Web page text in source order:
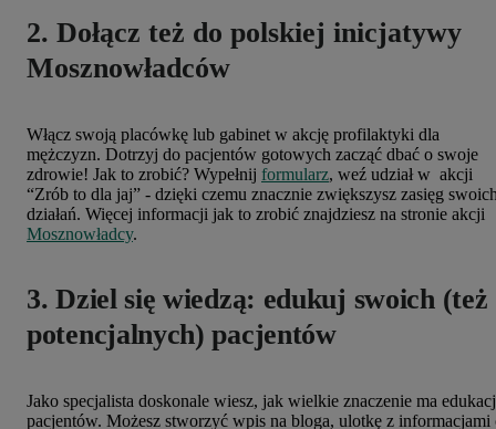
2. Dołącz też do polskiej inicjatywy
Mosznowładców
Włącz swoją placówkę lub gabinet w akcję profilaktyki dla
mężczyzn. Dotrzyj do pacjentów gotowych zacząć dbać o swoje
zdrowie! Jak to zrobić? Wypełnij formularz, weź udział w akcji
“Zrób to dla jaj” - dzięki czemu znacznie zwiększysz zasięg
działań. Więcej informacji jak to zrobić znajdziesz na stronie akcji
Mosznowładcy.
3. Dziel się wiedzą: edukuj swoich (też
potencjalnych) pacjentów
Jako specjalista doskonale wiesz, jak wielkie znaczenie ma
pacjentów. Możesz stworzyć wpis na bloga, ulotkę z informacjami